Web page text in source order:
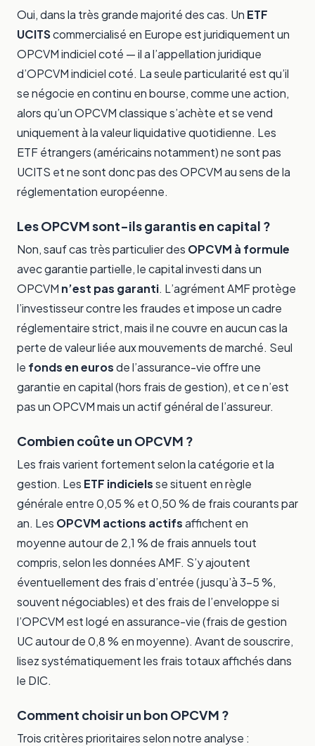
Oui, dans la très grande majorité des cas. Un ETF
UCITScommercialisé en Europe est juridiquement un
OPCVM indiciel coté — il a l’appellation juridique
d’OPCVM indiciel coté. La seule particularité est qu’il
se négocie en continu en bourse, comme une action,
alors qu’un OPCVM classique s’achète et se vend
uniquement à la valeur liquidative quotidienne. Les
ETF étrangers (américains notamment) ne sont pas
UCITS et ne sont donc pas des OPCVM au sens de la
réglementation européenne.
Les OPCVM sont-ils garantis en capital ?
Non, sauf cas très particulier des OPCVM à formule
avec garantie partielle, le capital investi dans un
OPCVM n’est pas garanti. L’agrément AMF protège
l’investisseur contre les fraudes et impose un cadre
réglementaire strict, mais il ne couvre en aucun cas la
perte de valeur liée aux mouvements de marché. Seul
le fonds en eurosde l’assurance-vie offre une
garantie en capital (hors frais de gestion), et ce n’est
pas un OPCVM mais un actif général de l’assureur.
Combien coûte un OPCVM ?
Les frais varient fortement selon la catégorie et la
gestion. Les ETF indicielsse situent en règle
générale entre 0,05 % et 0,50 % de frais courants par
an. Les OPCVM actions actifsaffichent en
moyenne autour de 2,1 % de frais annuels tout
compris, selon les données AMF. S’y ajoutent
éventuellement des frais d’entrée (jusqu’à 3-5 %,
souvent négociables) et des frais de l’enveloppe si
l’OPCVM est logé en assurance-vie (frais de gestion
UC autour de 0,8 % en moyenne). Avant de souscrire,
lisez systématiquement les frais totaux affichés dans
le DIC.
Comment choisir un bon OPCVM ?
Trois critères prioritaires selon notre analyse :